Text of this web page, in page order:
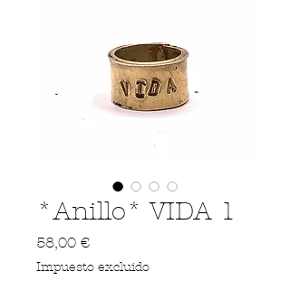
*Anillo* VIDA 1
58,00 €Precio
Impuesto excluido